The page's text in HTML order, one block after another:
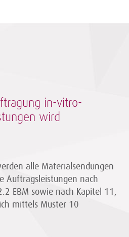
in-vitro-
wird
alle Materialsendungen
Auftragsleistungen nach
EBM sowie nach Kapitel 11,
mittels Muster 10